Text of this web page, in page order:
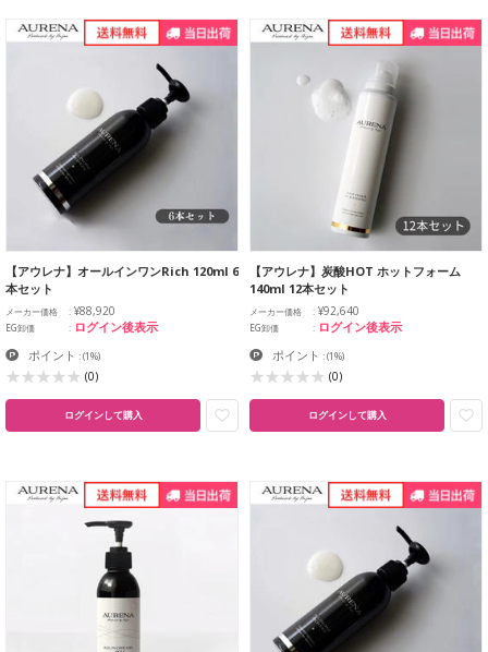
【アウレナ】オールインワンRich 120ml 6
本セット
メーカー価格 ¥88,920
EG卸価 ログイン後表示
ポイント :(1%)
(0)
ログインして購入
【アウレナ】炭酸HOT ホットフォーム
140ml 12本セット
メーカー価格 ¥92,640
EG卸価 ログイン後表示
ポイント :(1%)
(0)
ログインして購入